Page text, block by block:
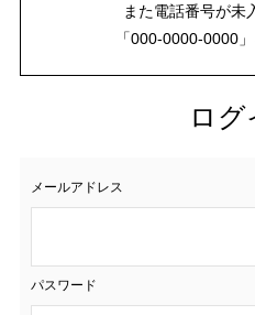
また電話番号が未
「000-0000-0000
ログ
メールアドレス
パスワード